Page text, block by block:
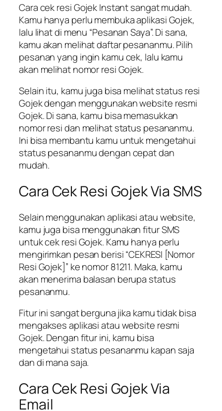
Cara cek resi Gojek Instant sangat mudah.
Kamu hanya perlu membuka aplikasi Gojek,
lalu lihat di menu “Pesanan Saya”. Di sana,
kamu akan melihat daftar pesananmu. Pilih
pesanan yang ingin kamu cek, lalu kamu
akan melihat nomor resi Gojek.
Selain itu, kamu juga bisa melihat status resi
Gojek dengan menggunakan website resmi
Gojek. Di sana, kamu bisa memasukkan
nomor resi dan melihat status pesananmu.
Ini bisa membantu kamu untuk mengetahui
status pesananmu dengan cepat dan
mudah.
Cara Cek Resi Gojek Via SMS
Selain menggunakan aplikasi atau website,
kamu juga bisa menggunakan fitur SMS
untuk cek resi Gojek. Kamu hanya perlu
mengirimkan pesan berisi “CEKRESI [Nomor
Resi Gojek]” ke nomor 81211. Maka, kamu
akan menerima balasan berupa status
pesananmu.
Fitur ini sangat berguna jika kamu tidak bisa
mengakses aplikasi atau website resmi
Gojek. Dengan fitur ini, kamu bisa
mengetahui status pesananmu kapan saja
dan di mana saja.
Cara Cek Resi Gojek Via
Email